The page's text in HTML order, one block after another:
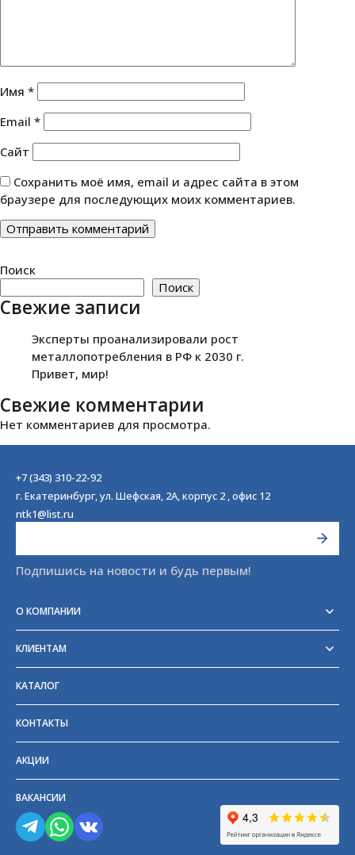
Имя *
Email *
Сайт
Сохранить моё имя, email и адрес сайта в этом
браузере для последующих моих комментариев.
Поиск
Поиск
Свежие записи
Эксперты проанализировали рост
металлопотребления в РФ к 2030 г.
Привет, мир!
Свежие комментарии
Нет комментариев для просмотра.
+7 (343) 310-22-92
г. Екатеринбург, ул. Шефская, 2А, корпус 2 , офис 12
ntk1@list.ru
Подпишись на новости и будь первым!
О КОМПАНИИ
Отзывы
Блог
Партнёры и поставщики
КЛИЕНТАМ
Возврат
Частые вопросы
Прайс-лист
КАТАЛОГ
КОНТАКТЫ
АКЦИИ
ВАКАНСИИ